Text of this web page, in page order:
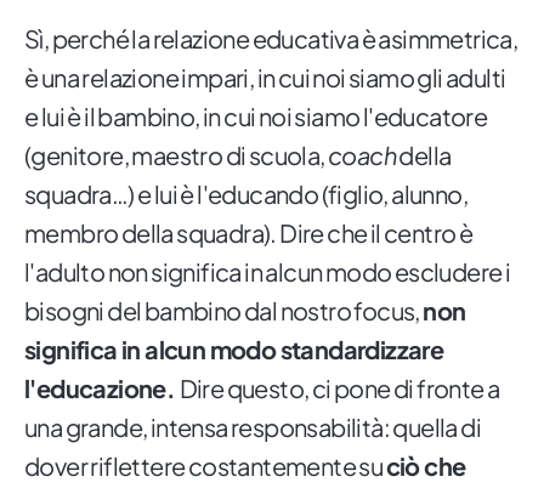
Sì, perché la relazione educativa è asimmetrica,
è una relazione impari, in cui noi siamo gli adulti
e lui è il bambino, in cui noi siamo l'educatore
(genitore, maestro di scuola,coachdella
squadra…) e lui è l'educando (figlio, alunno,
membro della squadra). Dire che il centro è
l'adulto non significa in alcun modo escludere i
bisogni del bambino dal nostro focus,non
significa in alcun modo standardizzare
l'educazione. Dire questo, ci pone di fronte a
una grande, intensa responsabilità: quella di
dover riflettere costantemente suciò che